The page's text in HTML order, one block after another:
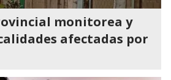
monitorea y
afectadas por